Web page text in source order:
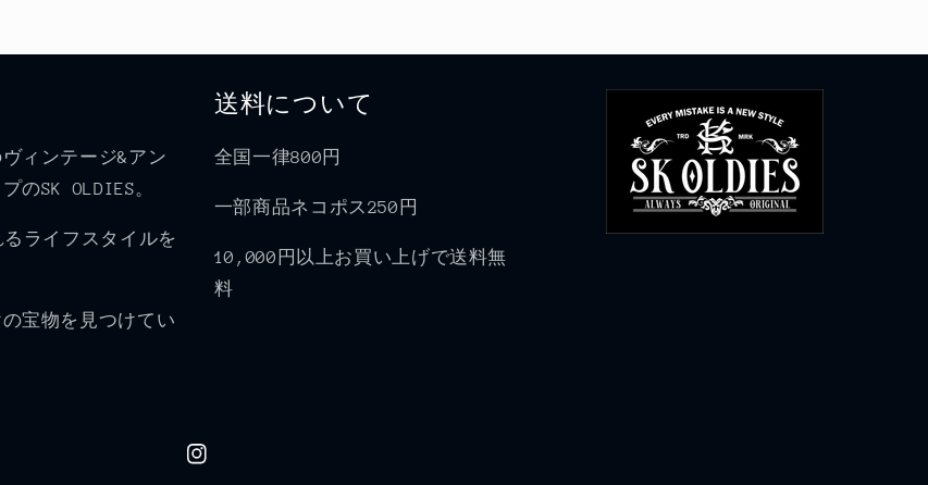
ィンテージ&アン
のSK OLDIES。
ライフスタイルを
宝物を見つけてい
送料について
全国一律800円
一部商品ネコポス250円
10,000円以上お買い上げで送料無
料
Instagram